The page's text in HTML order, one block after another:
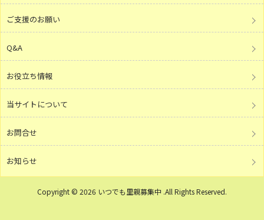
ご支援のお願い
Q&A
お役立ち情報
当サイトについて
お問合せ
お知らせ
Copyright © 2026 いつでも里親募集中 .All Rights Reserved.